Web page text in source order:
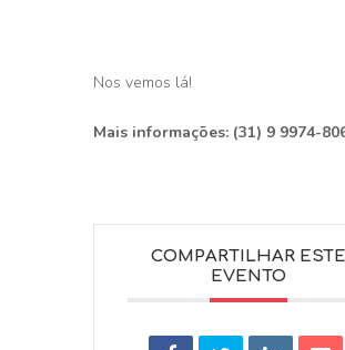
Nos vemos lá!
Mais informações: (31) 9 9974-
COMPARTILHAR ESTE
EVENTO